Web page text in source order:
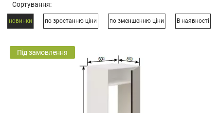
Сортування:
новинки по зростанню ціни по зменшенню ціни В наявності
Під замовлення